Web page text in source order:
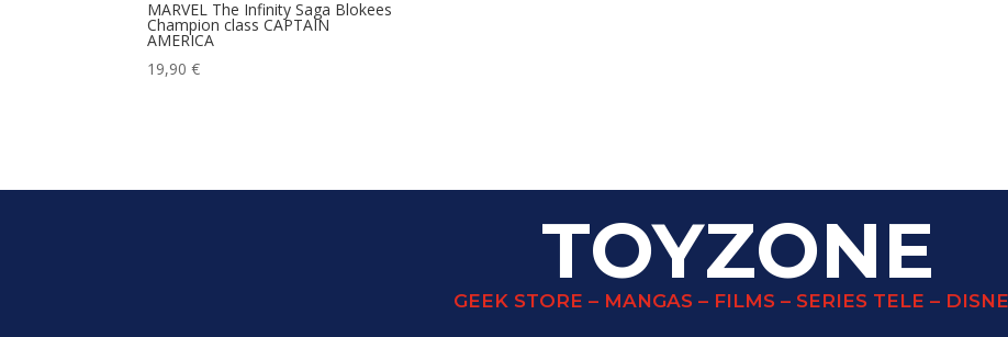
MARVEL The Infinity Saga Blokees
Champion class CAPTAIN
AMERICA
19,90€
TOYZONE
GEEK STORE – MANGAS – FILMS – SERIES TELE –